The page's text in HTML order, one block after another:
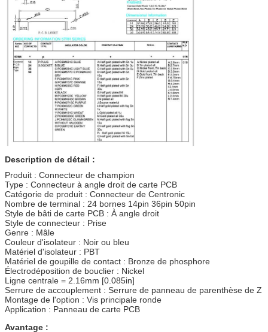
Description de détail :
Produit : Connecteur de champion
Type : Connecteur à angle droit de carte PCB
Catégorie de produit : Connecteur de Centronic
Nombre de terminal : 24 bornes 14pin 36pin 50pin
Style de bâti de carte PCB : À angle droit
Style de connecteur : Prise
Genre : Mâle
Couleur d'isolateur : Noir ou bleu
Matériel d'isolateur : PBT
Matériel de goupille de contact : Bronze de phosphore
Électrodéposition de bouclier : Nickel
Ligne centrale = 2.16mm [0.085in]
Serrure de accouplement : Serrure de panneau de parenthèse de Z
Montage de l'option : Vis principale ronde
Application : Panneau de carte PCB
Avantage :